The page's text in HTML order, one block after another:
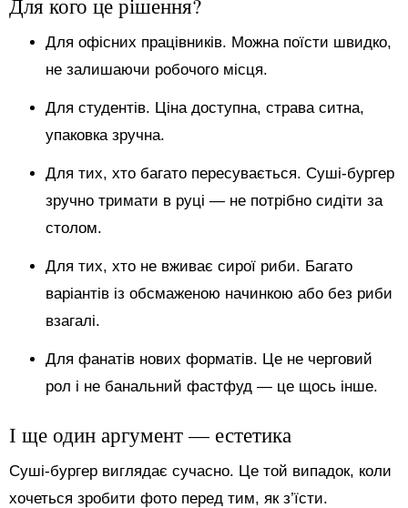
Для офісних працівників. Можна поїсти швидко,
не залишаючи робочого місця.
Для студентів. Ціна доступна, страва ситна,
упаковка зручна.
Для тих, хто багато пересувається. Суші-бургер
зручно тримати в руці — не потрібно сидіти за
столом.
Для тих, хто не вживає сирої риби. Багато
варіантів із обсмаженою начинкою або без риби
взагалі.
Для фанатів нових форматів. Це не черговий
рол і не банальний фастфуд — це щось інше.
І ще один аргумент — естетика
Суші-бургер виглядає сучасно. Це той випадок, коли
хочеться зробити фото перед тим, як з’їсти.